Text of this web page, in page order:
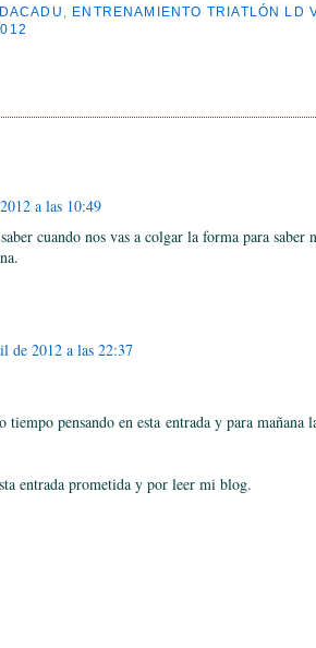
DACADU , ENTRENAMIENTO TRIATLÓN LD
a las 10:49
cuando nos vas a colgar la forma para
de 2012 a las 22:37
tiempo pensando en esta entrada y para
entrada prometida y por leer mi blog.